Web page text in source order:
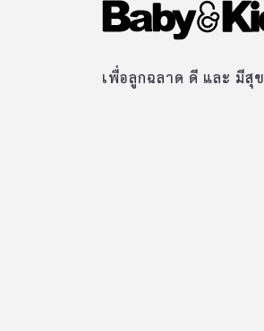
เพื่อลูกฉลาด ดี และ มีสุข